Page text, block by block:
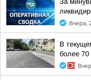
Вчера,
В
более 70